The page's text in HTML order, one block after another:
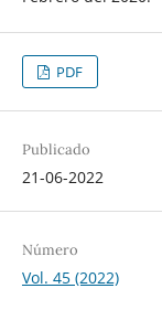
PDF
Publicado
21-06-2022
Número
Vol. 45 (2022)